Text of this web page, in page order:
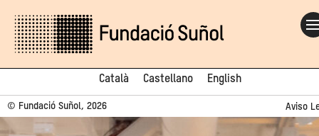
Català Castellano English
© Fundació Suñol, 2026 Aviso